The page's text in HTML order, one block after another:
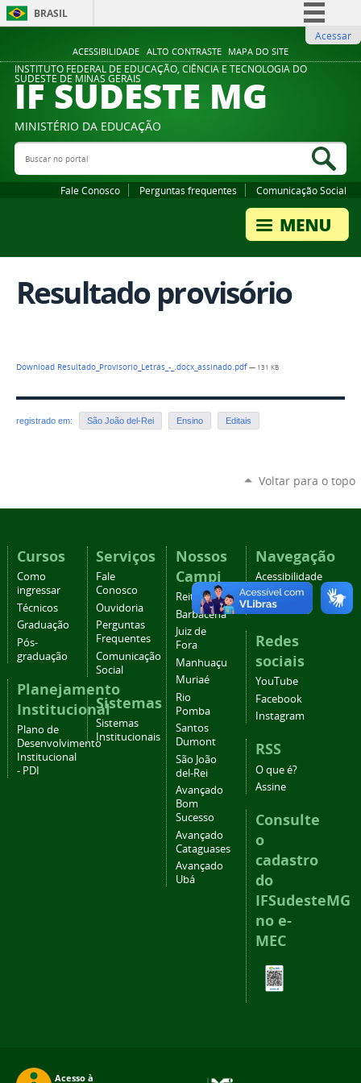
ACESSIBILIDADE ALTO CONTRASTE MAPA DO SITE
BRASIL
Comunica BR
Participe
Legislação
Acessar
INSTITUTO FEDERAL DE EDUCAÇÃO, CIÊNCIA E TECNOLOGIA DO
SUDESTE DE MINAS GERAIS
IF SUDESTE MG
MINISTÉRIO DA EDUCAÇÃO
Buscar no portal
Fale Conosco Perguntas frequentes Comunicação Social
Resultado provisório
Download Resultado_Provisorio_Letras_-_.docx_assinado.pdf— 131 KB
registrado em: São João del-Rei Ensino Editais
Voltar para o topo
Cursos
Como
ingressar
Técnicos
Graduação
Pós-
graduação
Planejamento
Institucional
Plano de
Desenvolvimento
Institucional
- PDI
Serviços
Fale
Conosco
Ouvidoria
Perguntas
Frequentes
Comunicação
Social
Sistemas
Sistemas
Institucionais
Nossos
Campi
Reitoria
Barbacena
Juiz de
Fora
Manhuaçu
Muriaé
Rio
Pomba
Santos
Dumont
São João
del-Rei
Avançado
Bom
Sucesso
Avançado
Cataguases
Avançado
Ubá
Navegação
Acessibilidade
Mapa do
site
Redes
sociais
YouTube
Facebook
Instagram
RSS
O que é?
Assine
Consulte
o
cadastro
do
IFSudesteMG
no e-
MEC